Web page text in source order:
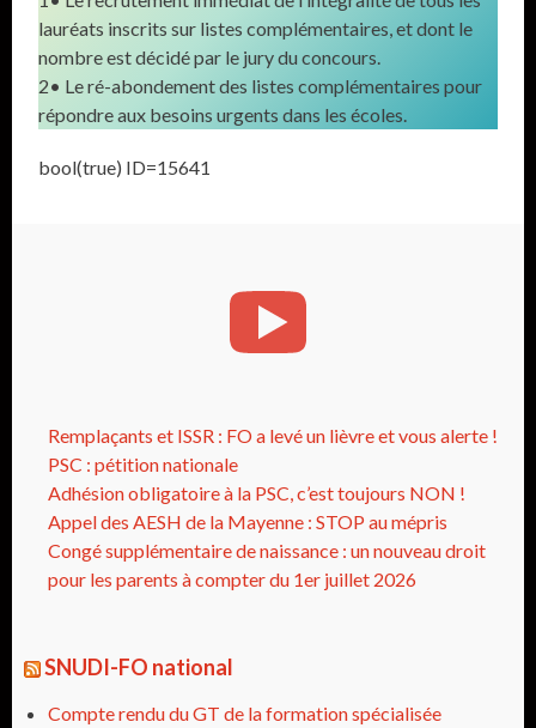
lauréats inscrits sur listes complémentaires, et dont le
nombre est décidé par le jury du concours.
2• Le ré-abondement des listes complémentaires pour
répondre aux besoins urgents dans les écoles.
bool(true) ID=15641
Remplaçants et ISSR : FO a levé un lièvre et vous alerte !
PSC : pétition nationale
Adhésion obligatoire à la PSC, c’est toujours NON !
Appel des AESH de la Mayenne : STOP au mépris
Congé supplémentaire de naissance : un nouveau droit
pour les parents à compter du 1er juillet 2026
SNUDI-FO national
Compte rendu du GT de la formation spécialisée